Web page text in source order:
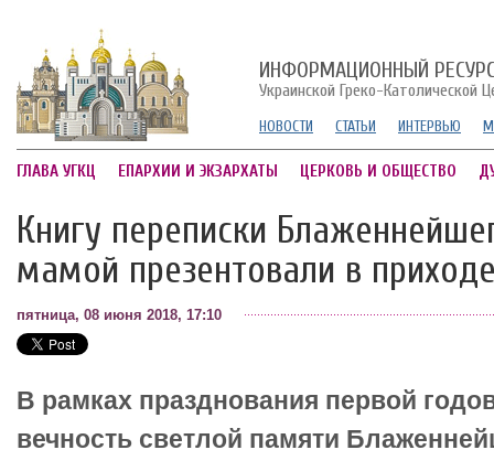
ИНФОРМАЦИОННЫЙ
Украинской Греко-Католической
НОВОСТИ СТАТЬИ ИНТЕРВЬЮ
ГЛАВА УГКЦ ЕПАРХИИ И ЭКЗАРХАТЫ ЦЕРКОВЬ И ОБЩЕСТВО
Книгу переписки
мамой презентовали в
пятница, 08 июня 2018, 17:10
В рамках празднования первой
вечность светлой памяти